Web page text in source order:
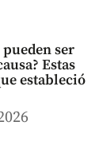
ser
Estas
estableció